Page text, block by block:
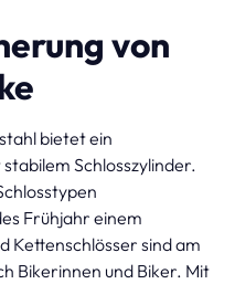
von
bietet ein
Schlosszylinder.
Frühjahr einem
Kettenschlösser sind am
Bikerinnen und Biker. Mit